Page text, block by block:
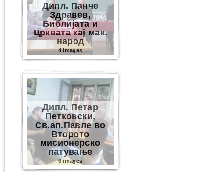
Дипл. Панче
Здравев,
Библијата и
Црквата кај мак.
народ
4 images
Дипл. Петар
Петковски,
Св.ап.Павле во
Второто
мисионерско
патување
6 images